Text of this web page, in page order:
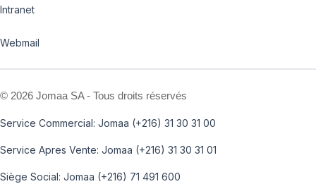
Intranet
Webmail
© 2026 Jomaa SA - Tous droits réservés
Service Commercial: Jomaa (+216) 31 30 31 00
Service Apres Vente: Jomaa (+216) 31 30 31 01
Siège Social: Jomaa (+216) 71 491 600